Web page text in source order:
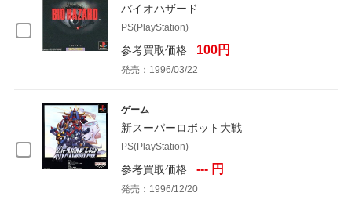
バイオハザード
PS(PlayStation)
参考買取価格 100円
発売：1996/03/22
ゲーム
新スーパーロボット大戦
PS(PlayStation)
参考買取価格 --- 円
発売：1996/12/20